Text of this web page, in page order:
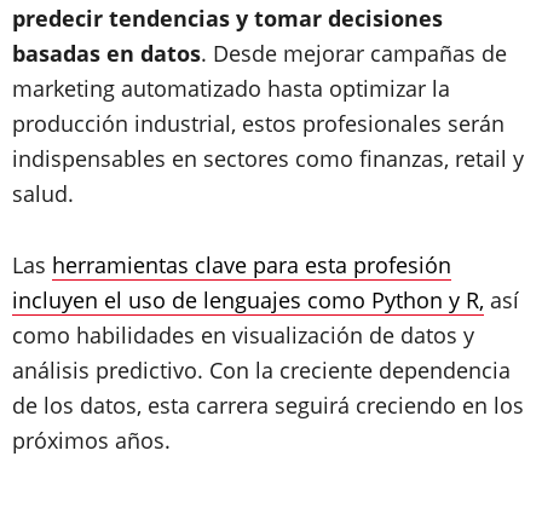
predecir tendencias y tomar decisiones
basadas en datos. Desde mejorar campañas de
marketing automatizado hasta optimizar la
producción industrial, estos profesionales serán
indispensables en sectores como finanzas, retail y
salud.
Las herramientas clave para esta profesión
incluyen el uso de lenguajes como Python y R, así
como habilidades en visualización de datos y
análisis predictivo. Con la creciente dependencia
de los datos, esta carrera seguirá creciendo en los
próximos años.